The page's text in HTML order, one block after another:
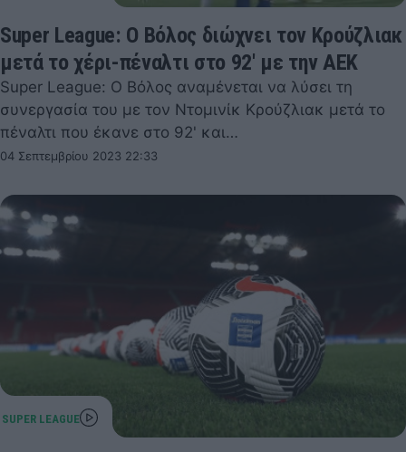
Super League: Ο Βόλος διώχνει τον Κρούζλιακ
μετά το χέρι-πέναλτι στο 92' με την ΑΕΚ
Super League: Ο Βόλος αναμένεται να λύσει τη
συνεργασία του με τον Ντομινίκ Κρούζλιακ μετά το
πέναλτι που έκανε στο 92' και…
04 Σεπτεμβρίου 2023 22:33